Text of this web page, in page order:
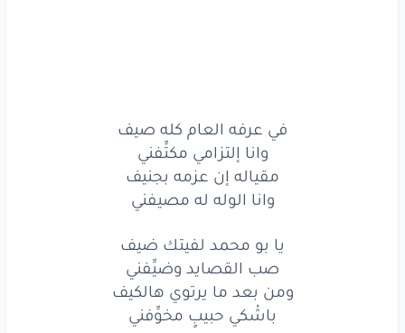
عرفهالعامكلهصيف
واناإلتزاميمكتِّفني
مقيالهإن عزمهبجنيف
واناالوله لهمصيفني
عرفهالعامكلهصيف
واناإلتزاميمكتِّفني
في عرفه العام كله صيف
وانا إلتزامي مكتِّفني
مقياله إن عزمه بجنيف
وانا الوله له مصيفني
يا بو محمد لفيتك ضيف
صب القصايد وضيِّفني
ومن بعد ما يرتوي هالكيف
باشْكي حبيبٍ مخوِّفني